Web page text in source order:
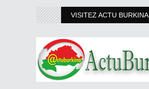
VISITEZ ACTU BURKINA